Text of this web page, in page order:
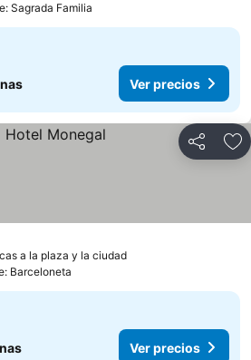
Sagrada Familia
Ver precios
Compartir
a la plaza y la ciudad
Barceloneta
Ver precios